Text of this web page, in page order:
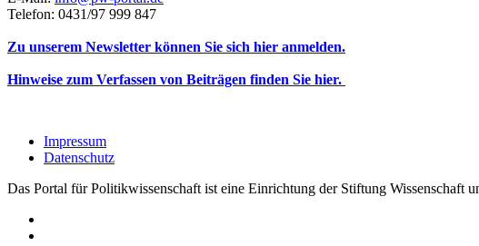
Telefon: 0431/97 999 847
Zu unserem Newsletter können Sie sich hier anmelden.
Hinweise zum Verfassen von Beiträgen finden Sie hier.
Impressum
Datenschutz
Das Portal für Politikwissenschaft ist eine Einrichtung der Stiftung Wissenschaft